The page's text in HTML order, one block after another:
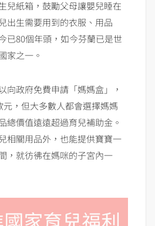
兒紙箱，鼓勵父母讓嬰兒睡在
出生需要用到的衣服、用品
已80個年頭，如今芬蘭已是世
家之一。
向政府免費申請「媽媽盒」，
，但大多數人都會選擇媽媽
總價值遠遠超過育兒補助金。
相關用品外，也能提供寶寶一
，就彷彿在媽咪的子宮內一